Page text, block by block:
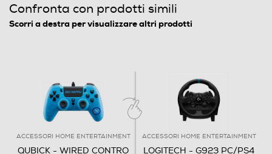
Confronta con prodotti simili
Scorri a destra per visualizzare altri prodotti
ACCESSORI HOME ENTERTAINMENT
QUBICK - WIRED CONTRO
ACCESSORI HOME ENTERTAINMENT
LOGITECH - G923 PC/PS4